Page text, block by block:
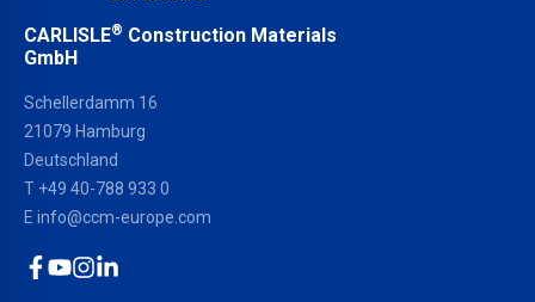
CARLISLE® Construction Materials
GmbH
Schellerdamm 16
21079 Hamburg
Deutschland
T +49 40-788 933 0
E info@ccm-europe.com